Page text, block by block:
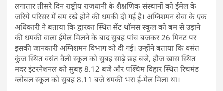
लगातार तीसरे दिन राष्ट्रीय राजधानी के शैक्षणिक संस्थानों को ईमेल के
जरिये परिसर में बम रखे होने की धमकी दी गई है। अग्निशमन सेवा के एक
अधिकारी ने बताया कि द्वारका स्थित सेंट थॉमस स्कूल को बम से उड़ाने
की धमकी वाला ईमेल मिलने के बाद सुबह पांच बजकर 26 मिनट पर
इसकी जानकारी अग्निशमन विभाग को दी गई। उन्होंने बताया कि वसंत
कुंज स्थित वसंत वैली स्कूल को सुबह साढ़े छह बजे, हौज खास स्थित
मदर इंटरनेशनल को सुबह 8.12 बजे और पश्चिम विहार स्थित रिचमंड
ग्लोबल स्कूल को सुबह 8.11 बजे धमकी भरा ई-मेल मिला था।